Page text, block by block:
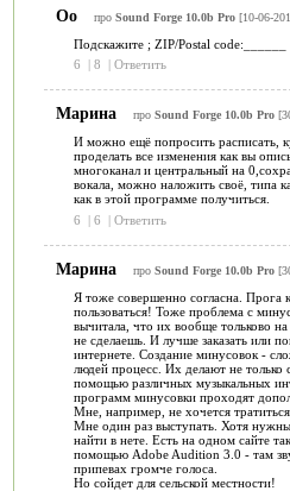
Оо про Sound Forge 10.0b Pro[10-06-
Подскажите ; ZIP/Postal code:______ !
6
| 8 | Ответить
Марина про Sound Forge 10.0b Pro
И можно ещё попросить расписать,
проделать все изменения как вы
многоканал и центральный на
вокала, можно наложить своё, типа
как в этой программе получиться.
6
| 6 | Ответить
Марина про Sound Forge 10.0b Pro
Я тоже совершенно согласна. Прога
пользоваться! Тоже проблема с
вычитала, что их вообще тольково
не сделаешь. И лучше заказать или
интернете. Создание минусовок -
людей процесс. Их делают не
помощью различных музыкальных
программ минусовки проходят
Мне, например, не хочется
Мне один раз выступать. Хотя
найти в нете. Есть на одном сайте
помощью Adobe Audition 3.0 - там
припевах громче голоса.
Но сойдет для сельской местности!